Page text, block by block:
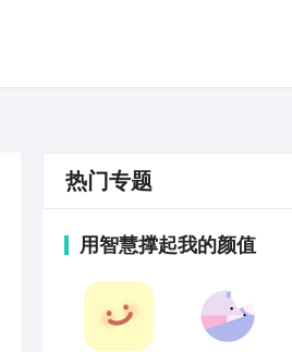
热门专题
用智慧撑起我的颜值